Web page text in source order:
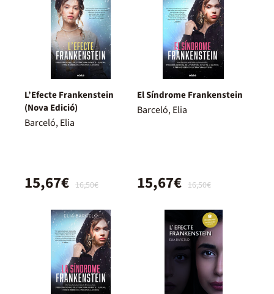
L’Efecte Frankenstein
(Nova Edició)
Barceló, Elia
16,50€
15,67€
El Síndrome Frankenstein
Barceló, Elia
16,50€
15,67€